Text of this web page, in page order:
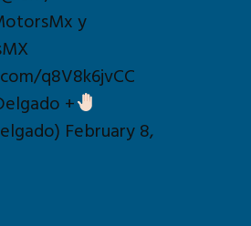
y
q8V8k6jvCC
+
February 8,